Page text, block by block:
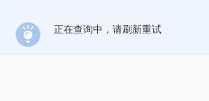
正在查询中，请刷新重试